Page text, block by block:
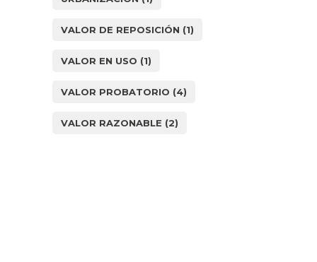
VALOR DE REPOSICIÓN (1)
VALOR EN USO (1)
VALOR PROBATORIO (4)
VALOR RAZONABLE (2)